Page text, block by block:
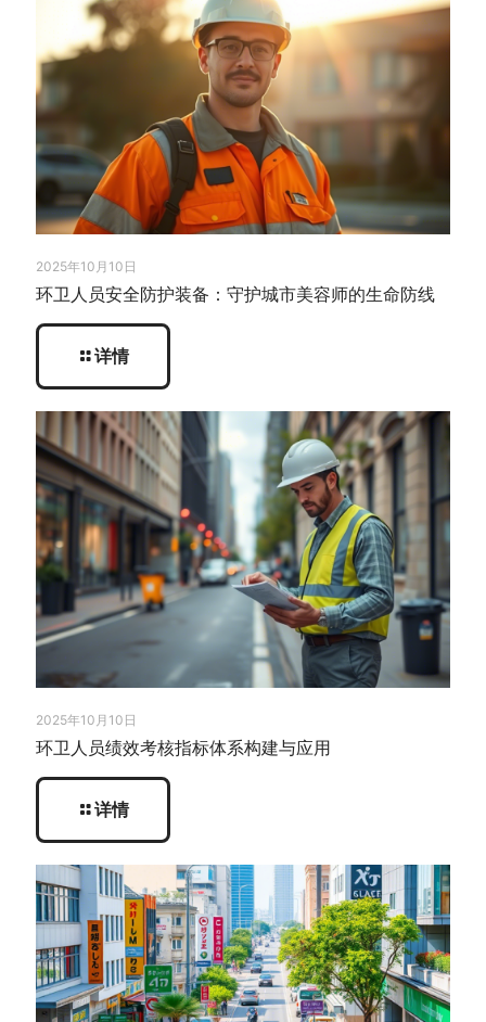
2025年10月10日
环卫人员安全防护装备：守护城市美容师的生命防线
详情
2025年10月10日
环卫人员绩效考核指标体系构建与应用
详情